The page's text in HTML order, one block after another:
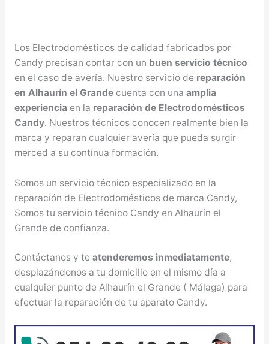
Los Electrodomésticos de calidad fabricados por
Candy precisan contar con un buen servicio técnico
en el caso de avería. Nuestro servicio de reparación
en Alhaurín el Grandecuenta con una amplia
experiencia en la reparación de Electrodomésticos
Candy. Nuestros técnicos conocen realmente bien la
marca y reparan cualquier avería que pueda surgir
merced a su contínua formación.
Somos un servicio técnico especializado en la
reparación de Electrodomésticos de marca Candy,
Somos tu servicio técnico Candy en Alhaurín el
Grande de confianza.
Contáctanos y te atenderemos inmediatamente,
desplazándonos a tu domicilio en el mismo día a
cualquier punto de Alhaurín el Grande ( Málaga) para
efectuar la reparación de tu aparato Candy.